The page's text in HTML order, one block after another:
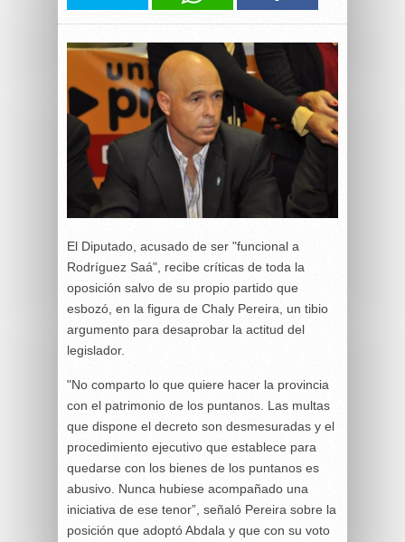
El Diputado, acusado de ser "funcional a
Rodríguez Saá", recibe críticas de toda la
oposición salvo de su propio partido que
esbozó, en la figura de Chaly Pereira, un tibio
argumento para desaprobar la actitud del
legislador.
"No comparto lo que quiere hacer la provincia
con el patrimonio de los puntanos. Las multas
que dispone el decreto son desmesuradas y el
procedimiento ejecutivo que establece para
quedarse con los bienes de los puntanos es
abusivo. Nunca hubiese acompañado una
iniciativa de ese tenor”, señaló Pereira sobre la
posición que adoptó Abdala y que con su voto